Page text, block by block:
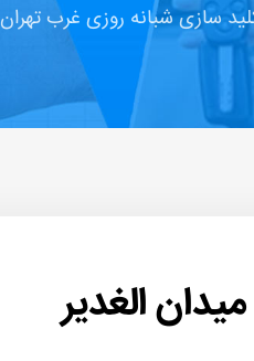
سازی شبانه روزی غرب تهران
الغدیر